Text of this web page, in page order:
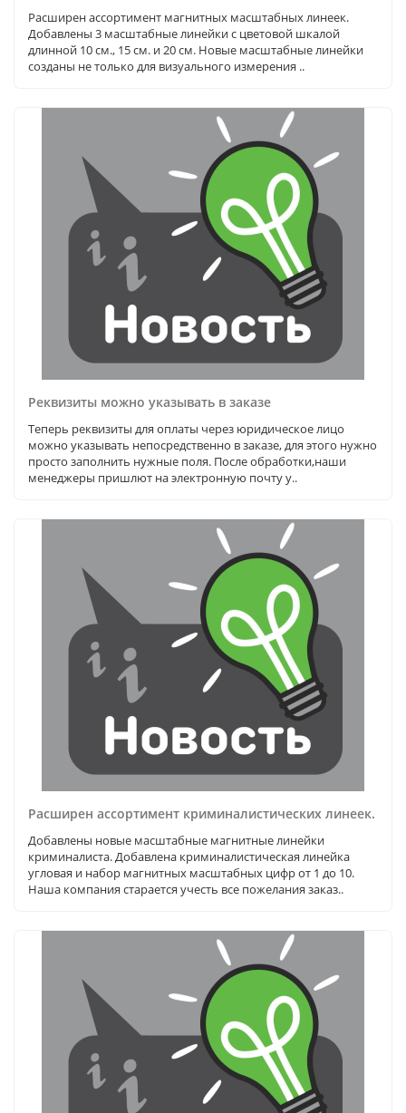
Расширен ассортимент магнитных масштабных линеек.
Добавлены 3 масштабные линейки с цветовой шкалой
длинной 10 см., 15 см. и 20 см. Новые масштабные линейки
созданы не только для визуального измерения ..
Реквизиты можно указывать в заказе
Теперь реквизиты для оплаты через юридическое лицо
можно указывать непосредственно в заказе, для этого нужно
просто заполнить нужные поля. После обработки,наши
менеджеры пришлют на электронную почту у..
Расширен ассортимент криминалистических линеек.
Добавлены новые масштабные магнитные линейки
криминалиста. Добавлена криминалистическая линейка
угловая и набор магнитных масштабных цифр от 1 до 10.
Наша компания старается учесть все пожелания заказ..